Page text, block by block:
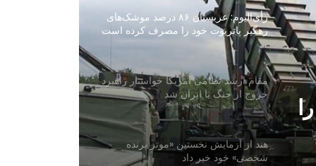
رأی‌الیوم: عربستان ۸۶ درصد موشک‌های
رهگیر پاتریوت خود را مصرف کرده است
مقام ارشد نظامی امریکا خواستار راهبرد
خروج از جنگ با ایران شد
هند از آزمایش نخستین «موتر پرنده
شخصی» خود خبر داد